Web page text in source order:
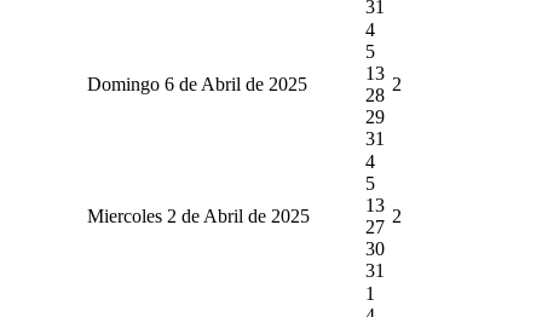
31
Domingo 6 de Abril de 2025
4
5
13
28
29
31
2
Miercoles 2 de Abril de 2025
4
5
13
27
30
31
2
1